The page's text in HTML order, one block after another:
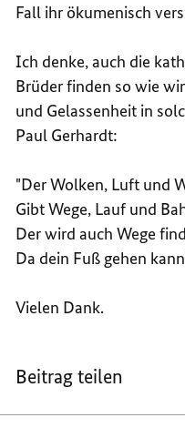
Fall ihr ökumenisch
Ich denke, auch die
Brüder finden so wie
und Gelassenheit in
Paul Gerhardt:
"Der Wolken, Luft und
Gibt Wege, Lauf und
Der wird auch Wege
Da dein Fuß gehen
Vielen Dank.
Beitrag teilen